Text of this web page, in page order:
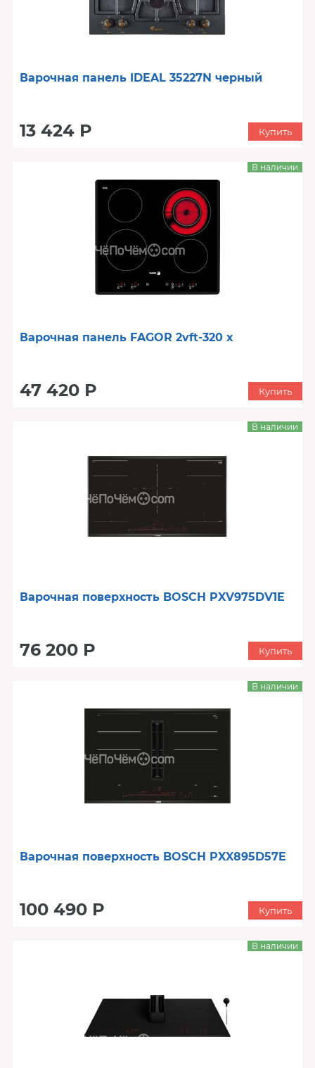
Варочная панель IDEAL 35227N черный
13 424 Р Купить
Варочная панель FAGOR 2vft-320 x
47 420 Р
В наличии
Купить
Варочная поверхность BOSCH PXV975DV1E
76 200 Р
В наличии
Купить
Варочная поверхность BOSCH PXX895D57E
100 490 Р
В наличии
Купить
В наличии